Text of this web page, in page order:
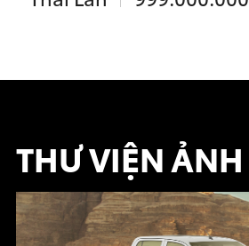
THƯ VIỆN ẢNH